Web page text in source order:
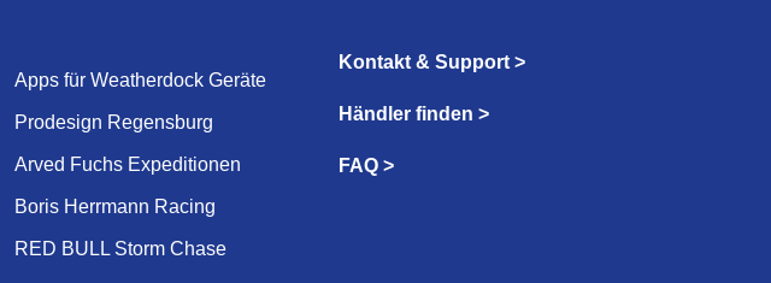
Apps für Weatherdock Geräte
Prodesign Regensburg
Arved Fuchs Expeditionen
Boris Herrmann Racing
RED BULL Storm Chase
Kontakt & Support >
Händler finden >
FAQ >